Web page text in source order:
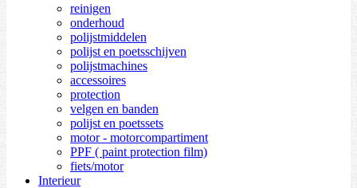
reinigen
onderhoud
polijstmiddelen
polijst en poetsschijven
polijstmachines
accessoires
protection
velgen en banden
polijst en poetssets
motor - motorcompartiment
PPF ( paint protection film)
fiets/motor
Interieur